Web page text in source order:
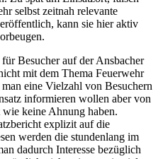
selbst zeitnah relevante
kann sie hier aktiv
Besucher auf der Ansbacher
mit dem Thema Feuerwehr
eine Vielzahl von Besuchern
informieren wollen aber von
keine Ahnung haben.
explizit auf die
werden die stundenlang im
dadurch Interesse bezüglich